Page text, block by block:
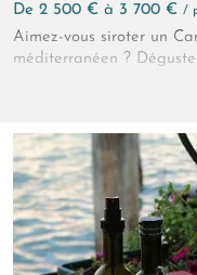
de 2 500 € à 3 700 € /
Aimez-vous siroter un
méditerranéen ?
petit restaurant les
ça devrait vous plaire !